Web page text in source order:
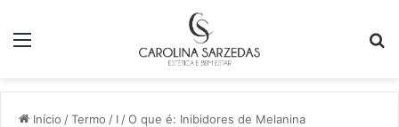
Início /Termo / I /O que é: Inibidores de Melanina